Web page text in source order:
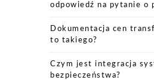
odpowiedź na pytanie o
Dokumentacja cen
to takiego?
Czym jest integracja
bezpieczeństwa?